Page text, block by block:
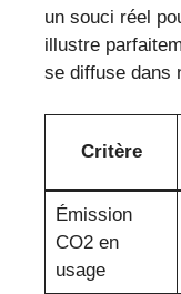
un souci réel
illustre
se diffuse dans
Critère
Émission
CO2 en
usage